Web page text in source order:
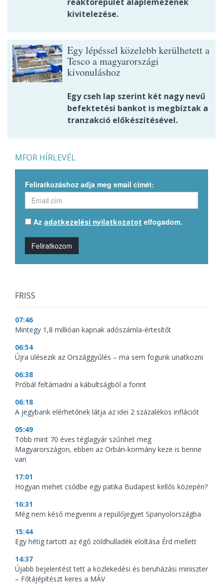
kivitelezése.
Egy lépéssel közelebb kerülhetett a
Tesco a magyarországi
kivonuláshoz
Egy cseh lap szerint két nagy nevű
befektetési bankot is megbíztak a
tranzakció előkészítésével.
MFOR HÍRLEVÉL
Feliratkozáshoz adja meg email címét:
Az adatkezelési nyilatkozatot elfogadom.
Feliratkozom
FRISS
07:46
Mintegy 1,8 millióan kapnak adószámla-értesítőt
06:54
Újra ülésezik az Országgyűlés – ma sem fogunk unatkozni
06:38
Próbál feltámadni a kábultságból a forint
06:18
A jegybank elérhetőnek látja az idei 2 százalékos inflációt
05:49
Több mint 70 éves téglagyár szűnhet meg
Magyarországon, ebben az Orbán-kormány keze is benne
van
17:01
Hogyan mehet csődbe egy patika Budapest kellős közepén?
16:31
Még nem késő megvenni a repülőjegyet Spanyolországba
15:44
Egy hétig tartott az égő zöldhulladék eloltása Érd mellett
14:37
Újabb bejelentést tett a közlekedési és beruházási miniszter
– Főtájépítészt keres a MÁV